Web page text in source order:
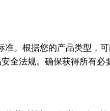
。根据您的产品类型，
全法规。确保获得所有必